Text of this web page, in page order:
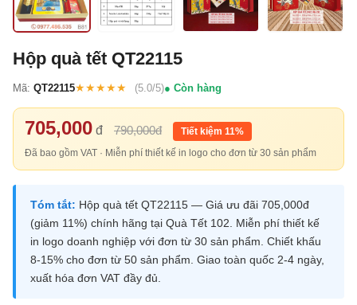
Hộp quà tết QT22115
Mã: QT22115★★★★★ (5.0/5) Còn hàng
705,000 đ 790,000đ
Tiết kiệm 11%
Đã bao gồm VAT · Miễn phí thiết kế in logo cho đơn từ 30 sản phẩm
Tóm tắt: Hộp quà tết QT22115 — Giá ưu đãi 705,000đ
(giảm 11%) chính hãng tại Quà Tết 102. Miễn phí thiết kế
in logo doanh nghiệp với đơn từ 30 sản phẩm. Chiết khấu
8-15% cho đơn từ 50 sản phẩm. Giao toàn quốc 2-4 ngày,
xuất hóa đơn VAT đầy đủ.